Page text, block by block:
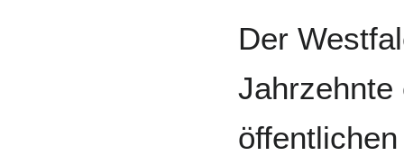
Der
Jahrzehnte